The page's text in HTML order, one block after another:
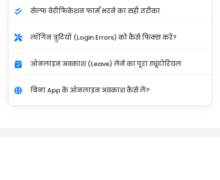
सेल्फ वेरीफिकेशन फार्म भरने का सही तरीका
लॉगिन त्रुटियों (Login Errors) को कैसे फिक्स करें?
ऑनलाइन अवकाश (Leave) लेने का पूरा ट्यूटोरियल
बिना App के ऑनलाइन अवकाश कैसे लें?